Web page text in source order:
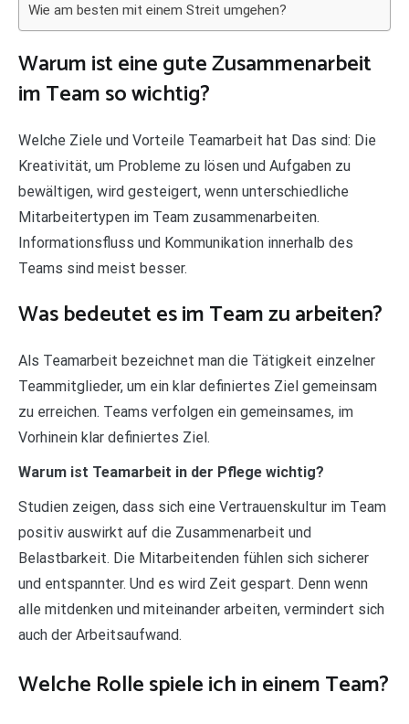
Wie am besten mit einem Streit umgehen?
Warum ist eine gute Zusammenarbeit
im Team so wichtig?
Welche Ziele und Vorteile Teamarbeit hat Das sind: Die
Kreativität, um Probleme zu lösen und Aufgaben zu
bewältigen, wird gesteigert, wenn unterschiedliche
Mitarbeitertypen im Team zusammenarbeiten.
Informationsfluss und Kommunikation innerhalb des
Teams sind meist besser.
Was bedeutet es im Team zu arbeiten?
Als Teamarbeit bezeichnet man die Tätigkeit einzelner
Teammitglieder, um ein klar definiertes Ziel gemeinsam
zu erreichen. Teams verfolgen ein gemeinsames, im
Vorhinein klar definiertes Ziel.
Warum ist Teamarbeit in der Pflege wichtig?
Studien zeigen, dass sich eine Vertrauenskultur im Team
positiv auswirkt auf die Zusammenarbeit und
Belastbarkeit. Die Mitarbeitenden fühlen sich sicherer
und entspannter. Und es wird Zeit gespart. Denn wenn
alle mitdenken und miteinander arbeiten, vermindert sich
auch der Arbeitsaufwand.
Welche Rolle spiele ich in einem Team?